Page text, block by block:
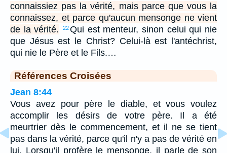
connaissiez pas la vérité, mais parce que vous la
connaissez, et parce qu'aucun mensonge ne vient
de la vérité.
22Qui est menteur, sinon celui qui nie
que Jésus est le Christ? Celui-là est l'antéchrist,
qui nie le Père et le Fils.…
Références Croisées
Jean 8:44
Vous avez pour père le diable, et vous voulez
accomplir les désirs de votre père. Il a été
meurtrier dès le commencement, et il ne se tient
pas dans la vérité, parce qu'il n'y a pas de vérité en
lui. Lorsqu'il profère le mensonge, il parle de son